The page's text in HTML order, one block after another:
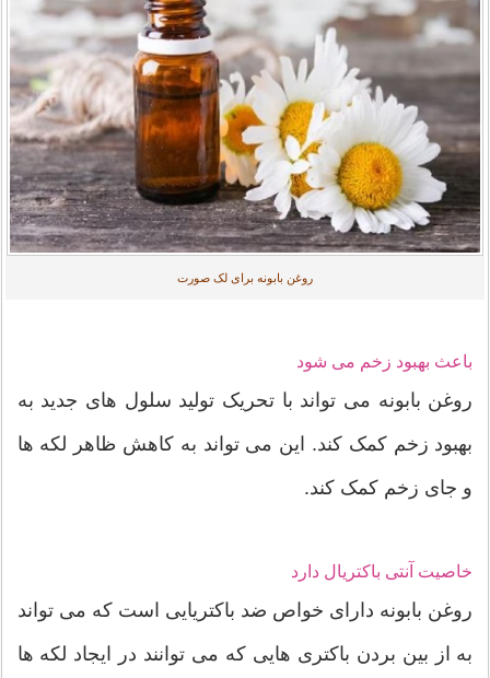
روغن بابونه برای لک صورت
باعث بهبود زخم می شود
روغن بابونه می تواند با تحریک تولید سلول های جدید به
بهبود زخم کمک کند. این می تواند به کاهش ظاهر لکه ها
و جای زخم کمک کند.
خاصیت آنتی باکتریال دارد
روغن بابونه دارای خواص ضد باکتریایی است که می تواند
به از بین بردن باکتری هایی که می توانند در ایجاد لکه ها